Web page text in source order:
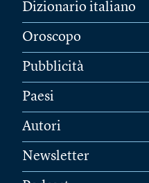
Dizionario italiano
Oroscopo
Pubblicità
Paesi
Autori
Newsletter